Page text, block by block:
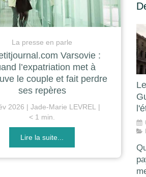
La presse en parle
Varsovie :
l’expatriation met à
le couple et fait perdre
ses repères
2026
Jade-Marie LEVREL
< 1 min.
Lire la suite...